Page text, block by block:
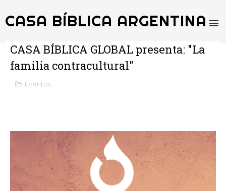
CASA BÍBLICA ARGENTINA
CASA BÍBLICA GLOBAL presenta: "La
familia contracultural"
Eventos